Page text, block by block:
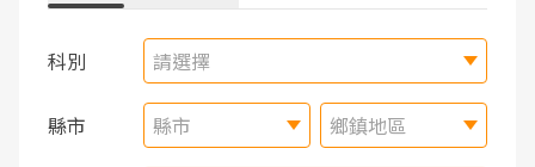
科別 請選擇
縣市 縣市 鄉鎮地區